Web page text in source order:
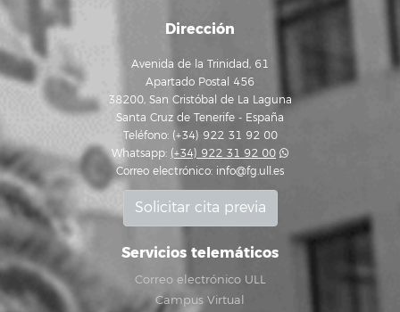
Dirección
Avenida de la Trinidad, 61
Apartado Postal 456
38200, San Cristóbal de La Laguna
Santa Cruz de Tenerife - España
Teléfono: (+34) 922 31 92 00
Whatsapp: (+34) 922 31 92 00
Correo electrónico: info@fg.ull.es
Solicitar cita previa
Servicios telemáticos
Correo electrónico ULL
Campus Virtual